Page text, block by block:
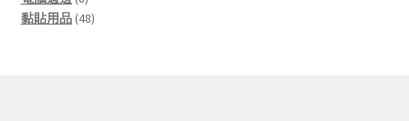
products
黏貼用品 4848